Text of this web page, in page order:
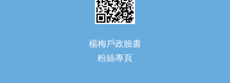
楊梅戶政臉書
粉絲專頁